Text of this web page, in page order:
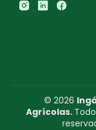
© 2026
Agrícolas.